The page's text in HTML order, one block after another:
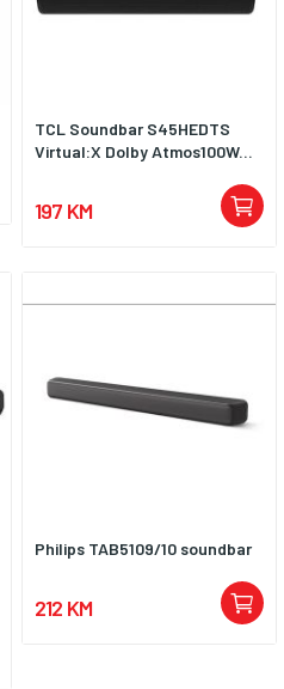
TCL Soundbar S45HEDTS
Virtual:X Dolby Atmos100W...
197 KM
Philips TAB5109/10 soundbar
212 KM